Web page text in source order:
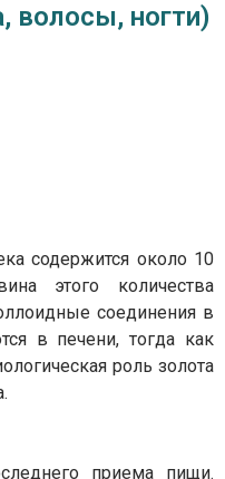
волосы, ногти)
содержится около 10
этого количества
соединения в
в печени, тогда как
роль золота
приема пищи.